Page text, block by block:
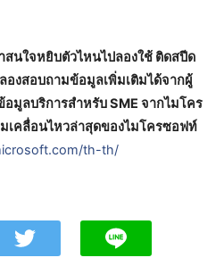
นใจหยิบตัวไหนไปลองใช้ ติดสปีด
องสอบถามข้อมูลเพิ่มเติมได้จากผู้
มูลบริการสำหรับ SME จากไมโคร
เคลื่อนไหวล่าสุดของไมโครซอฟท์
th-th/